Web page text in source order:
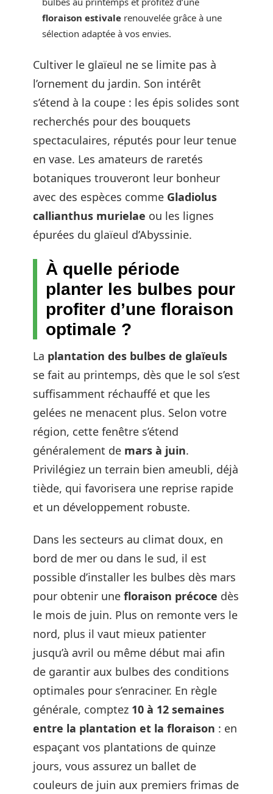
floraison estivale renouvelée grâce à une
sélection adaptée à vos envies.
Cultiver le glaïeul ne se limite pas à
l’ornement du jardin. Son intérêt
s’étend à la coupe : les épis solides sont
recherchés pour des bouquets
spectaculaires, réputés pour leur tenue
en vase. Les amateurs de raretés
botaniques trouveront leur bonheur
avec des espèces comme Gladiolus
callianthus murielae ou les lignes
épurées du glaïeul d’Abyssinie.
À quelle période
planter les bulbes pour
profiter d’une floraison
optimale ?
La plantation des bulbes de glaïeuls
se fait au printemps, dès que le sol s’est
suffisamment réchauffé et que les
gelées ne menacent plus. Selon votre
région, cette fenêtre s’étend
généralement de mars à juin.
Privilégiez un terrain bien ameubli, déjà
tiède, qui favorisera une reprise rapide
et un développement robuste.
Dans les secteurs au climat doux, en
bord de mer ou dans le sud, il est
possible d’installer les bulbes dès mars
pour obtenir une floraison précoce dès
le mois de juin. Plus on remonte vers le
nord, plus il vaut mieux patienter
jusqu’à avril ou même début mai afin
de garantir aux bulbes des conditions
optimales pour s’enraciner. En règle
générale, comptez 10 à 12 semaines
entre la plantation et la floraison : en
espaçant vos plantations de quinze
jours, vous assurez un ballet de
couleurs de juin aux premiers frimas de